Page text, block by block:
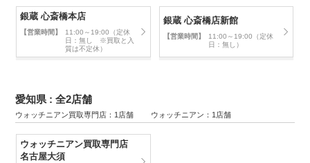
銀蔵 心斎橋本店
【営業時間】
11:00～19:00（定休
日：無し ※買取と入
質は不定休）
銀蔵 心斎橋店新館
【営業時間】
11:00～19:00（定休
日：無し）
愛知県 : 全2店舗
ウォッチニアン買取専門店：1店舗 ウォッチニアン：1店舗
ウォッチニアン買取専門店
名古屋大須